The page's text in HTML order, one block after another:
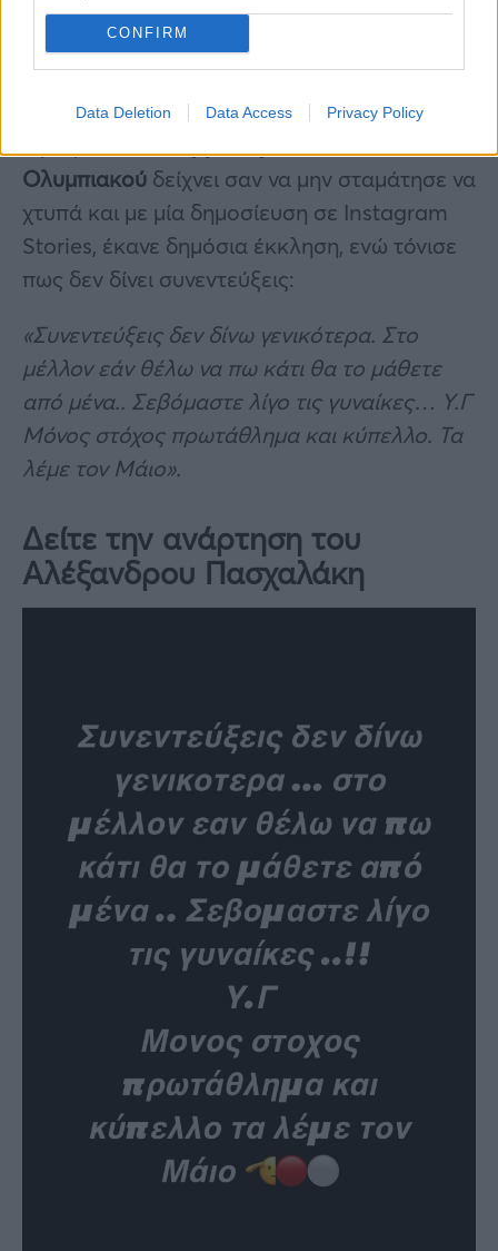
CONFIRM
Data Deletion Data Access Privacy Policy
Με τη σειρά του οΑλέξανδρος Πασχαλάκης,
έκανε μία ανάρτηση και τοποθετήθηκε σε
όσα ακούγονται τα τελευταία 24ωρα. Το
Ολυμπιακού δείχνει σαν να μην σταμάτησε να
χτυπά και με μία δημοσίευση σε Instagram
Stories, έκανε δημόσια έκκληση, ενώ τόνισε
πως δεν δίνει συνεντεύξεις:
«Συνεντεύξεις δεν δίνω γενικότερα. Στο
μέλλον εάν θέλω να πω κάτι θα το μάθετε
από μένα.. Σεβόμαστε λίγο τις γυναίκες… Υ.Γ
Μόνος στόχος πρωτάθλημα και κύπελλο. Τα
λέμε τον Μάιο».
Δείτε την ανάρτηση του
Αλέξανδρου Πασχαλάκη